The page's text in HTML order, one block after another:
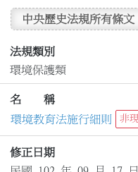
中央歷史法規所有條文
法規類別
環境保護類
名 稱
環境教育法施行細則
非
修正日期